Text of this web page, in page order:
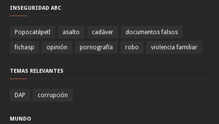
INSEGURIDAD ABC
Popocatépetl asalto cadáver documentos falsos
fichasp opinión pornografía robo violencia familiar
TEMAS RELEVANTES
DAP corrupción
MUNDO